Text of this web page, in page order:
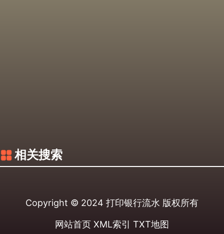
相关搜索
Copyright © 2024 打印银行流水 版权所有
网站首页 XML索引 TXT地图